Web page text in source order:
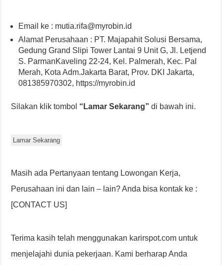
Email ke : mutia.rifa@myrobin.id
Alamat Perusahaan : PT. Majapahit Solusi Bersama,
Gedung Grand Slipi Tower Lantai 9 Unit G, Jl. Letjend
S. ParmanKaveling 22-24, Kel. Palmerah, Kec. Pal
Merah, Kota Adm.Jakarta Barat, Prov. DKI Jakarta,
081385970302, https://myrobin.id
Silakan klik tombol “Lamar Sekarang” di bawah ini.
Lamar Sekarang
Masih ada Pertanyaan tentang Lowongan Kerja,
Perusahaan ini dan lain – lain? Anda bisa kontak ke :
[CONTACT US]
Terima kasih telah menggunakan karirspot.com untuk
menjelajahi dunia pekerjaan. Kami berharap Anda